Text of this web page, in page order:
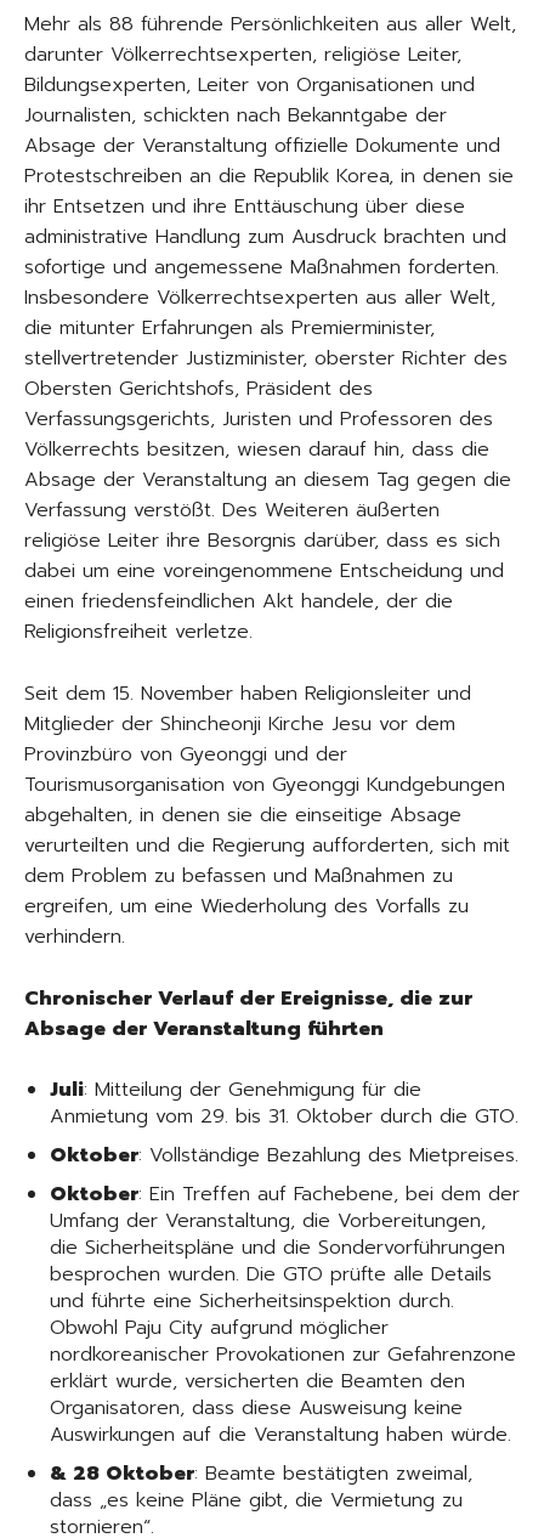
Mehr als 88 führende Persönlichkeiten aus aller Welt,
darunter Völkerrechtsexperten, religiöse Leiter,
Bildungsexperten, Leiter von Organisationen und
Journalisten, schickten nach Bekanntgabe der
Absage der Veranstaltung offizielle Dokumente und
Protestschreiben an die Republik Korea, in denen sie
ihr Entsetzen und ihre Enttäuschung über diese
administrative Handlung zum Ausdruck brachten und
sofortige und angemessene Maßnahmen forderten.
Insbesondere Völkerrechtsexperten aus aller Welt,
die mitunter Erfahrungen als Premierminister,
stellvertretender Justizminister, oberster Richter des
Obersten Gerichtshofs, Präsident des
Verfassungsgerichts, Juristen und Professoren des
Völkerrechts besitzen, wiesen darauf hin, dass die
Absage der Veranstaltung an diesem Tag gegen die
Verfassung verstößt. Des Weiteren äußerten
religiöse Leiter ihre Besorgnis darüber, dass es sich
dabei um eine voreingenommene Entscheidung und
einen friedensfeindlichen Akt handele, der die
Religionsfreiheit verletze.
Seit dem 15. November haben Religionsleiter und
Mitglieder der Shincheonji Kirche Jesu vor dem
Provinzbüro von Gyeonggi und der
Tourismusorganisation von Gyeonggi Kundgebungen
abgehalten, in denen sie die einseitige Absage
verurteilten und die Regierung aufforderten, sich mit
dem Problem zu befassen und Maßnahmen zu
ergreifen, um eine Wiederholung des Vorfalls zu
verhindern.
Chronischer Verlauf der Ereignisse, die zur
Absage der Veranstaltung führten
Juli: Mitteilung der Genehmigung für die
Anmietung vom 29. bis 31. Oktober durch die GTO.
Oktober: Vollständige Bezahlung des Mietpreises.
Oktober: Ein Treffen auf Fachebene, bei dem der
Umfang der Veranstaltung, die Vorbereitungen,
die Sicherheitspläne und die Sondervorführungen
besprochen wurden. Die GTO prüfte alle Details
und führte eine Sicherheitsinspektion durch.
Obwohl Paju City aufgrund möglicher
nordkoreanischer Provokationen zur Gefahrenzone
erklärt wurde, versicherten die Beamten den
Organisatoren, dass diese Ausweisung keine
Auswirkungen auf die Veranstaltung haben würde.
& 28 Oktober: Beamte bestätigten zweimal,
dass „es keine Pläne gibt, die Vermietung zu
stornieren“.